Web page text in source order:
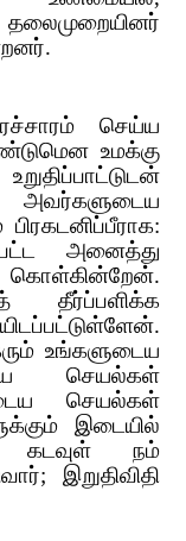
தலைமுறையினர்
செய்ய
உமக்கு
டன்
அனைத்து
கொள்கின்றேன்.
தீர்ப்பளிக்க
உங்களுடைய
செயல்கள்
செயல்கள்
இடையில்
கடவுள் நம்
;​​ இறுதிவிதி